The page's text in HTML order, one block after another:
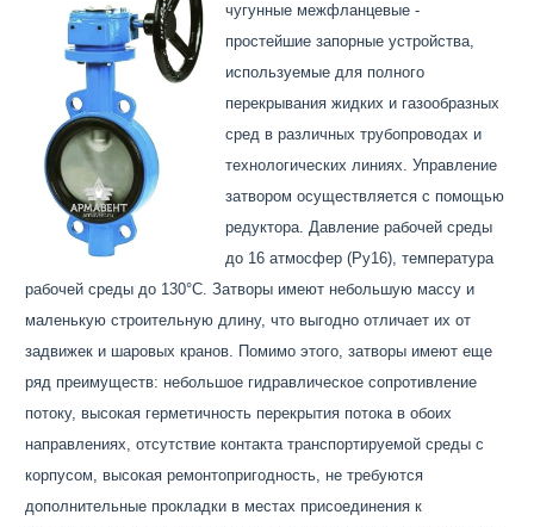
чугунные межфланцевые -
простейшие запорные устройства,
используемые для полного
перекрывания жидких и газообразных
сред в различных трубопроводах и
технологических линиях. Управление
затвором осуществляется с помощью
редуктора. Давление рабочей среды
до 16 атмосфер (Ру16), температура
рабочей среды до 130°С. Затворы имеют небольшую массу и
маленькую строительную длину, что выгодно отличает их от
задвижек и шаровых кранов. Помимо этого, затворы имеют еще
ряд преимуществ: небольшое гидравлическое сопротивление
потоку, высокая герметичность перекрытия потока в обоих
направлениях, отсутствие контакта транспортируемой среды с
корпусом, высокая ремонтопригодность, не требуются
дополнительные прокладки в местах присоединения к